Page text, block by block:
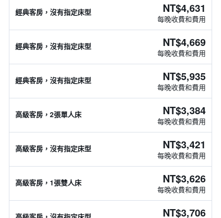
經典客房，沒有指定床型 NT$4,631
每晚收費和費用
經典客房，沒有指定床型 NT$4,669
每晚收費和費用
經典客房，沒有指定床型 NT$5,935
每晚收費和費用
高級客房，2張單人床 NT$3,384
每晚收費和費用
高級客房，沒有指定床型 NT$3,421
每晚收費和費用
高級客房，1張雙人床 NT$3,626
每晚收費和費用
NT$3,706